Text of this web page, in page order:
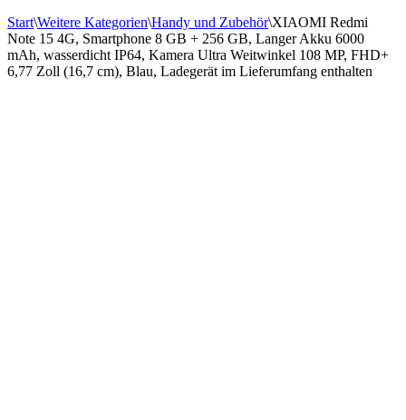
Start\Weitere Kategorien\Handy und Zubehör\XIAOMI Redmi
Note 15 4G, Smartphone 8 GB + 256 GB, Langer Akku 6000
mAh, wasserdicht IP64, Kamera Ultra Weitwinkel 108 MP, FHD+
6,77 Zoll (16,7 cm), Blau, Ladegerät im Lieferumfang enthalten